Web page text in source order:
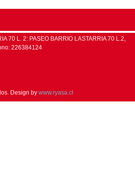
70 L. 2: PASEO BARRIO LASTARRIA 70 L.2,
226384124
Design by www.ryasa.cl